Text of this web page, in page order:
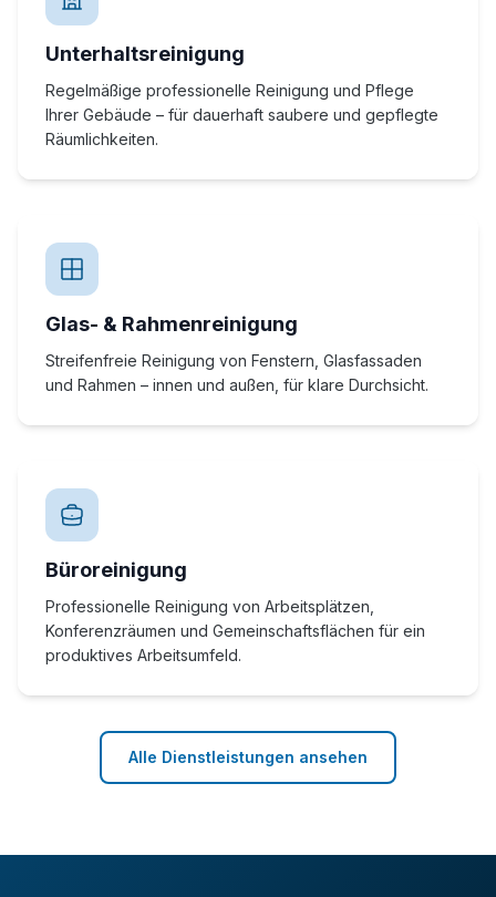
Unterhaltsreinigung
Regelmäßige professionelle Reinigung und Pflege
Ihrer Gebäude – für dauerhaft saubere und gepflegte
Räumlichkeiten.
Glas- & Rahmenreinigung
Streifenfreie Reinigung von Fenstern, Glasfassaden
und Rahmen – innen und außen, für klare Durchsicht.
Büroreinigung
Professionelle Reinigung von Arbeitsplätzen,
Konferenzräumen und Gemeinschaftsflächen für ein
produktives Arbeitsumfeld.
Alle Dienstleistungen ansehen